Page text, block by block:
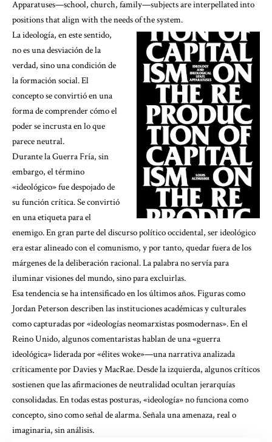
Apparatuses—school, church, family—subjects are interpellated into
positions that align with the needs of the system.
La ideología, en este sentido,
no es una desviación de la
verdad, sino una condición de
la formación social. El
concepto se convirtió en una
forma de comprender cómo el
poder se incrusta en lo que
parece neutral.
Durante la Guerra Fría, sin
embargo, el término
«ideológico» fue despojado de
su función crítica. Se convirtió
en una etiqueta para el
enemigo. En gran parte del discurso político occidental, ser ideológico
era estar alineado con el comunismo, y por tanto, quedar fuera de los
márgenes de la deliberación racional. La palabra no servía para
iluminar visiones del mundo, sino para excluirlas.
Esa tendencia se ha intensificado en los últimos años. Figuras como
Jordan Peterson describen las instituciones académicas y culturales
como capturadas por «ideologías neomarxistas posmodernas». En el
Reino Unido, algunos comentaristas hablan de una «guerra
ideológica» liderada por «élites woke»—una narrativaanalizada
críticamente por Davies y MacRae. Desde la izquierda, algunos críticos
sostienen que las afirmaciones de neutralidad ocultan jerarquías
consolidadas. En todas estas posturas, «ideología» no funciona como
concepto, sino como señal de alarma. Señala una amenaza, real o
imaginaria, sin análisis.